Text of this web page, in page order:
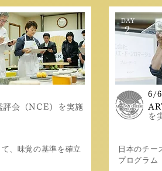
評会（NCE）を実施
、味覚の基準を確立
DAY
2
6/6
を
日本のチー
プログラム